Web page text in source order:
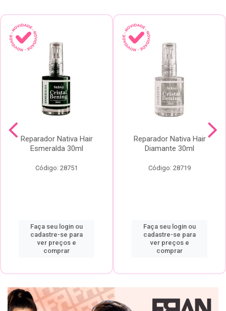
Reparador Nativa Hair
Esmeralda 30ml
Código: 28751
Faça seu login ou
cadastre-se para
ver preços e
comprar
Reparador Nativa Hair
Diamante 30ml
Código: 28719
Faça seu login ou
cadastre-se para
ver preços e
comprar